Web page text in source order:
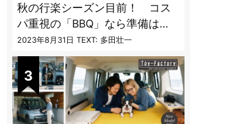
秋の行楽シーズン目前！ コス
パ重視の「BBQ」なら準備は
「トライアル」一択だった
2023年8月31日 TEXT: 多田壮一